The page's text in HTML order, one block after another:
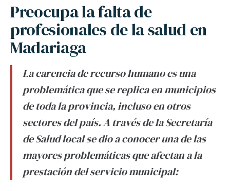
Preocupa la falta de
profesionales de la salud en
Madariaga
La carencia de recurso humano es una
problemática que se replica en municipios
de toda la provincia, incluso en otros
sectores del país. A través de la Secretaría
de Salud local se dio a conocer una de las
mayores problemáticas que afectan a la
prestación del servicio municipal: